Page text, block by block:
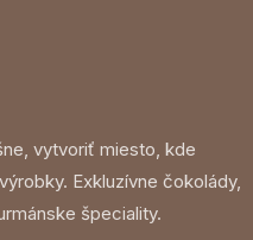
vytvoriť miesto, kde
Exkluzívne čokolády,
špeciality.